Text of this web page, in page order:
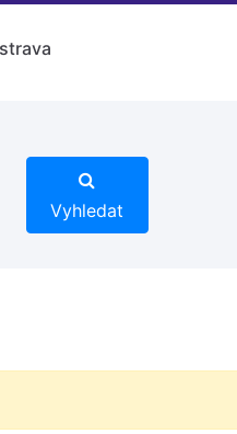
Vyhledat